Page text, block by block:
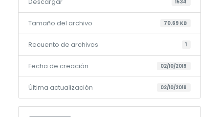
1534
Tamaño del archivo 70.69 KB
Recuento de archivos 1
Fecha de creación 02/10/2019
Última actualización 02/10/2019